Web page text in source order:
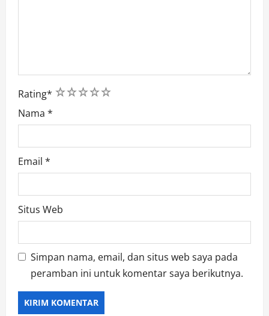
Rating* 5
4
3
2
1
Nama *
Email *
Situs Web
Simpan nama, email, dan situs web saya pada
peramban ini untuk komentar saya berikutnya.